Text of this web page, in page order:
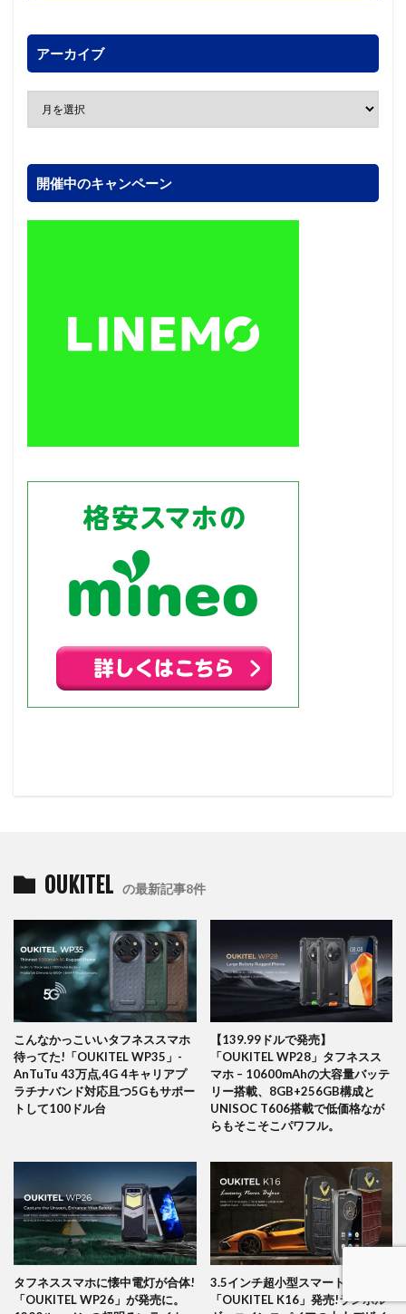
アーカイブ
開催中のキャンペーン
OUKITEL の最新記事8件
こんなかっこいいタフネススマホ
待ってた!「OUKITEL WP35」-
AnTuTu 43万点,4G 4キャリアプ
ラチナバンド対応且つ5Gもサポー
トして100ドル台
【139.99ドルで発売】
「OUKITEL WP28」タフネスス
マホ – 10600mAhの大容量バッテ
リー搭載、8GB+256GB構成と
UNISOC T606搭載で低価格なが
らもそこそこパワフル。
タフネススマホに懐中電灯が合体!
「OUKITEL WP26」が発売に。
3.5インチ超小型スマートフォン
「OUKITEL K16」発売!ランボル